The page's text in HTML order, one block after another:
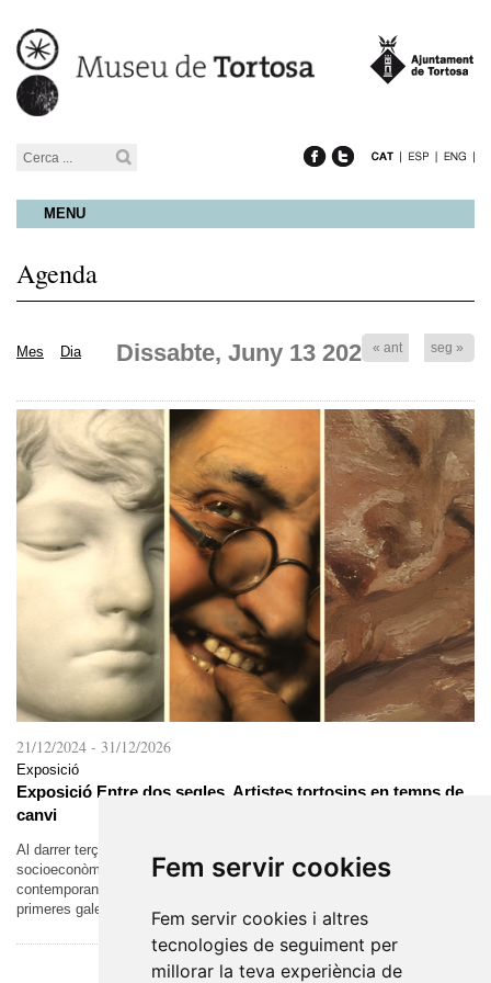
Fem servir cookies
Fem servir cookies i altres
tecnologies de seguiment per
millorar la teva experiència de
MENU
Agenda
Mes Dia « ant
Dissabte, Juny 13 2026 seg »
21/12/2024 - 31/12/2026
Exposició
Exposició Entre dos segles. Artistes tortosins en temps de
canvi
Al darrer terç del segle XIX, es van donar les condicions
socioeconòmiques que van permetre la formació del món artístic
contemporani. L’augment de la demanda va permetre l’aparició de les
primeres galeries i el...